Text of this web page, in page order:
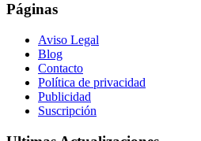
Páginas
Aviso Legal
Blog
Contacto
Política de privacidad
Publicidad
Suscripción